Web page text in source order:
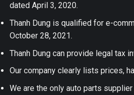
dated April 3, 2020.
Thanh Dung is qualified for e-
October 28, 2021.
Thanh Dung can provide legal tax
Our company clearly lists prices,
We are the only auto parts